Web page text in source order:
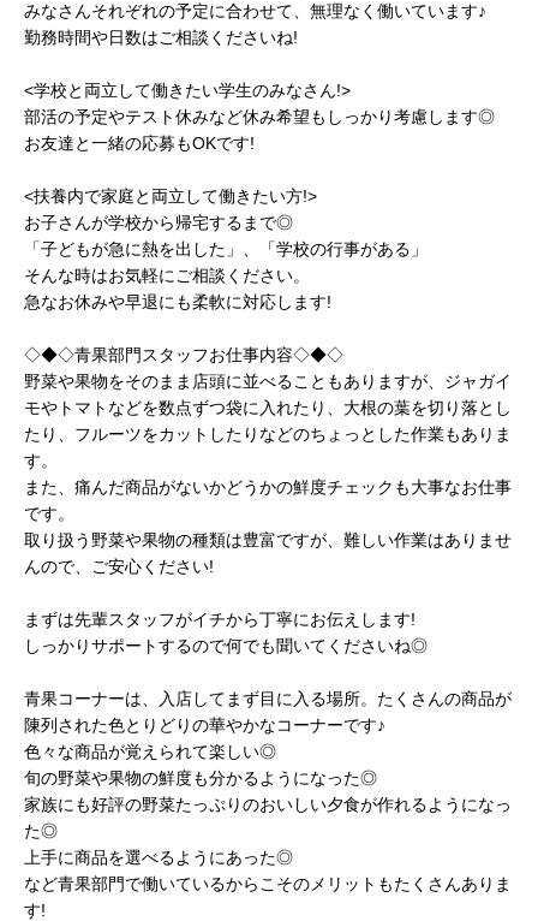
みなさんそれぞれの予定に合わせて、無理なく働いています♪
勤務時間や日数はご相談くださいね!
<学校と両立して働きたい学生のみなさん!>
部活の予定やテスト休みなど休み希望もしっかり考慮します◎
お友達と一緒の応募もOKです!
<扶養内で家庭と両立して働きたい方!>
お子さんが学校から帰宅するまで◎
「子どもが急に熱を出した」、「学校の行事がある」
そんな時はお気軽にご相談ください。
急なお休みや早退にも柔軟に対応します!
◇◆◇青果部門スタッフお仕事内容◇◆◇
野菜や果物をそのまま店頭に並べることもありますが、ジャガイ
モやトマトなどを数点ずつ袋に入れたり、大根の葉を切り落とし
たり、フルーツをカットしたりなどのちょっとした作業もありま
す。
また、痛んだ商品がないかどうかの鮮度チェックも大事なお仕事
です。
取り扱う野菜や果物の種類は豊富ですが、難しい作業はありませ
んので、ご安心ください!
まずは先輩スタッフがイチから丁寧にお伝えします!
しっかりサポートするので何でも聞いてくださいね◎
青果コーナーは、入店してまず目に入る場所。たくさんの商品が
陳列された色とりどりの華やかなコーナーです♪
色々な商品が覚えられて楽しい◎
旬の野菜や果物の鮮度も分かるようになった◎
家族にも好評の野菜たっぷりのおいしい夕食が作れるようになっ
た◎
上手に商品を選べるようにあった◎
など青果部門で働いているからこそのメリットもたくさんありま
す!